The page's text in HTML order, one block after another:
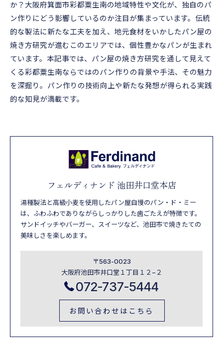
か？大阪府箕面市彩都粟生南の地域特性や文化が、独自のパ
ン作りにどう影響しているのか注目が集まっています。伝統
的な製法に新たな工夫を加え、地元食材をいかしたパン屋の
焼き方研究が進むこのエリアでは、個性豊かなパンが生まれ
ています。本記事では、パン屋の焼き方研究を通して見えて
くる彩都粟生南ならではのパン作りの背景や手法、その魅力
を深掘り。パン作りの技術向上や新たな発想が得られる実践
的な知見が満載です。
フェルディナンド 池田井口堂本店
湯種製法と高級小麦を使用したパン屋自慢のパン・ド・ミー
は、ふわふわでありながらしっかりした歯ごたえが特徴です。
サンドイッチやバーガー、スイーツなど、池田市で焼きたての
美味しさを楽しめます。
〒563-0023
大阪府池田市井口堂１丁目１２−２
072-737-5444
お問い合わせはこちら